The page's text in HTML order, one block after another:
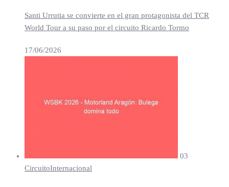
Santi Urrutia se convierte en el gran protagonista del TCR
World Tour a su paso por el circuito Ricardo Tormo
17/06/2026
03
CircuitoInternacional